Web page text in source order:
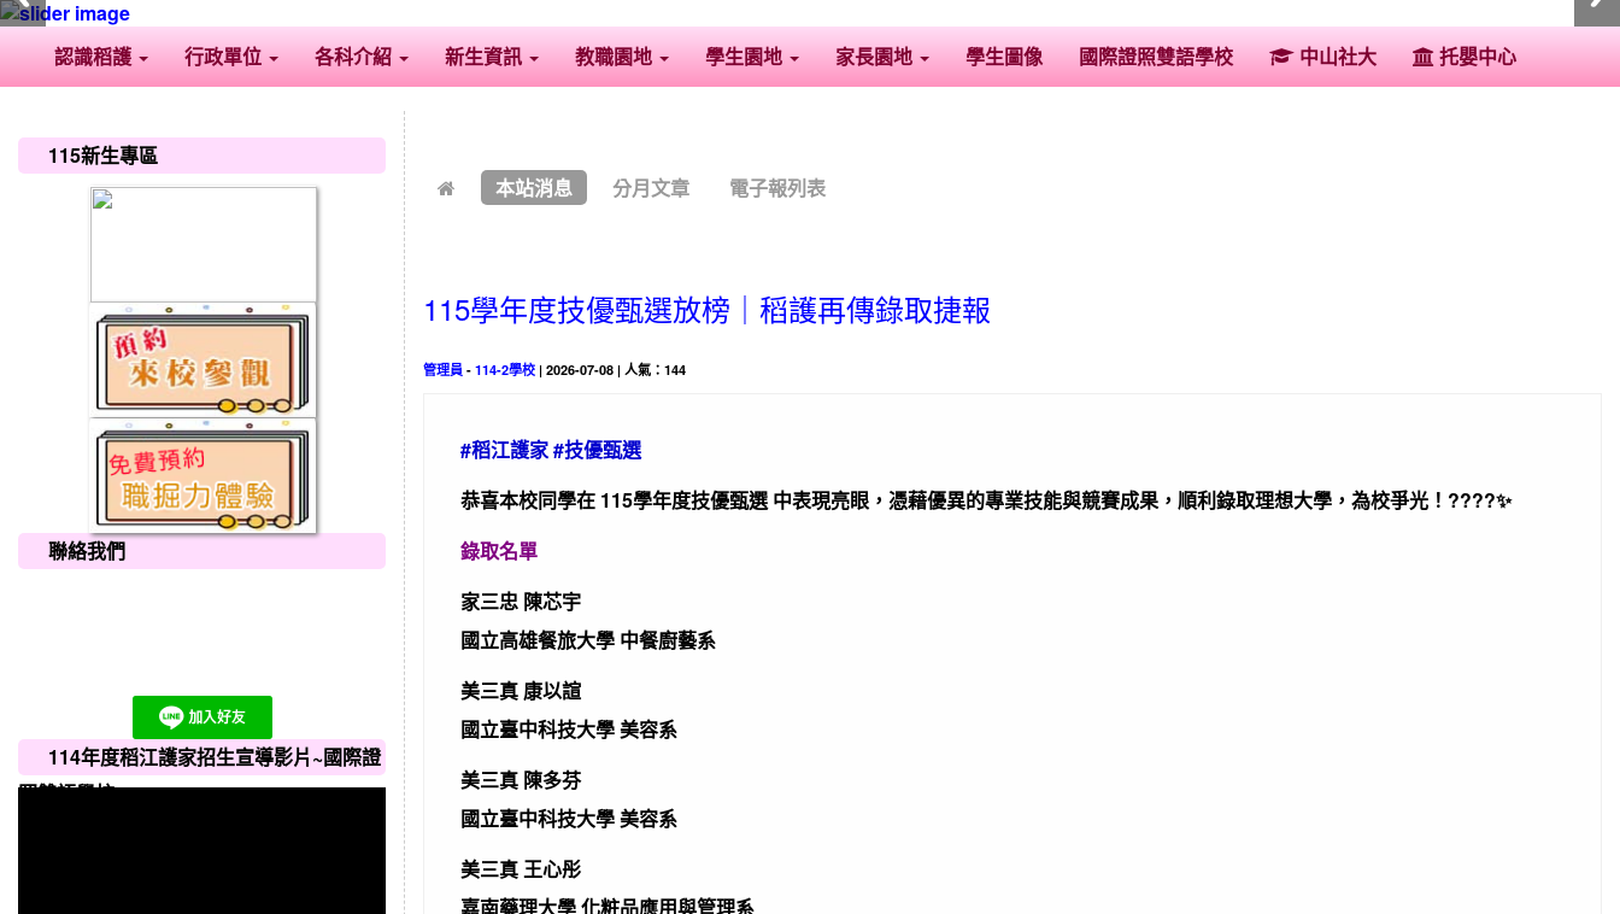
認識稻護 行政單位 各科介紹 新生資訊 教職園地 學生園地 家長園地 學生圖像 國際證照雙語學校 中山社大 托嬰中心
本站消息 分月文章 電子報列表
115學年度技優甄選放榜｜稻護再傳錄取捷報
管理員 - 114-2學校 | 2026-07-08 | 人氣：144
#稻江護家 #技優甄選
恭喜本校同學在 115學年度技優甄選 中表現亮眼，憑藉優異的專業技能與競賽成果，順利錄取理想大學，為校爭光！????✨
錄取名單
家三忠 陳芯宇
國立高雄餐旅大學 中餐廚藝系
美三真 康以諠
國立臺中科技大學 美容系
美三真 陳多芬
國立臺中科技大學 美容系
美三真王心彤
嘉南藥理大學 化粧品應用與管理系
115新生專區
聯絡我們
114年度稻江護家招生宣導影片~國際證
照雙語學校